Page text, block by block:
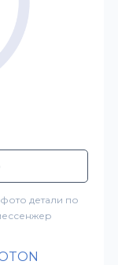
детали по